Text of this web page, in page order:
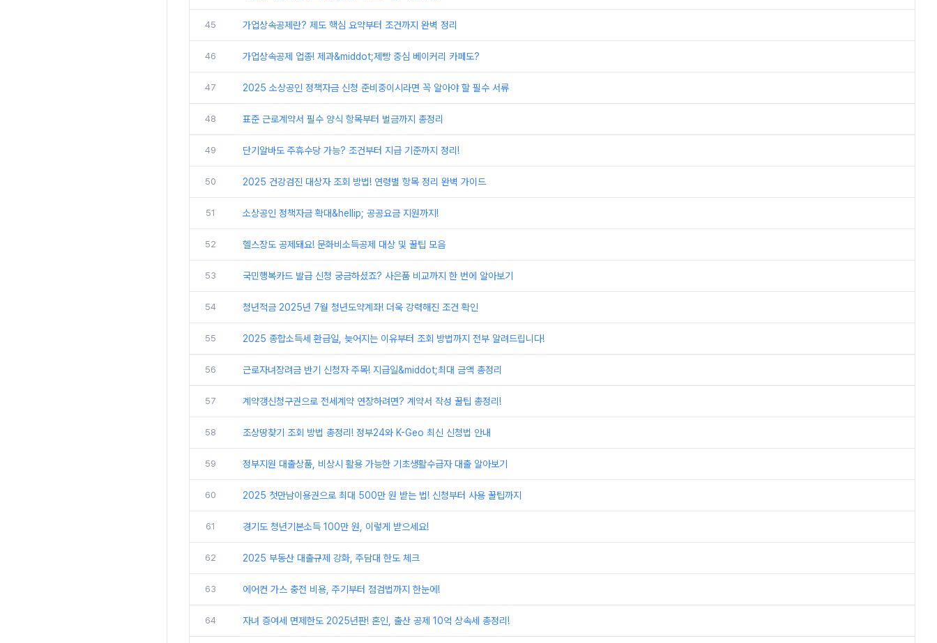
45 가업상속공제란? 제도 핵심 요약부터 조건까지 완벽 정리
46 가업상속공제 업종! 제과&middot;제빵 중심 베이커리 카페도?
47 2025 소상공인 정책자금 신청 준비중이시라면 꼭 알아야 할 필수 서류
48 표준 근로계약서 필수 양식 항목부터 벌금까지 총정리
49 단기알바도 주휴수당 가능? 조건부터 지급 기준까지 정리!
50 2025 건강검진 대상자 조회 방법! 연령별 항목 정리 완벽 가이드
51 소상공인 정책자금 확대&hellip; 공공요금 지원까지!
52 헬스장도 공제돼요! 문화비소득공제 대상 및 꿀팁 모음
53 국민행복카드 발급 신청 궁금하셨죠? 사은품 비교까지 한 번에 알아보기
54 청년적금 2025년 7월 청년도약계좌! 더욱 강력해진 조건 확인
55 2025 종합소득세 환급일, 늦어지는 이유부터 조회 방법까지 전부 알려드립니다!
56 근로자녀장려금 반기 신청자 주목! 지급일&middot;최대 금액 총정리
57 계약갱신청구권으로 전세계약 연장하려면? 계약서 작성 꿀팁 총정리!
58 조상땅찾기 조회 방법 총정리! 정부24와 K-Geo 최신 신청법 안내
59 정부지원 대출상품, 비상시 활용 가능한 기초생활수급자 대출 알아보기
60 2025 첫만남이용권으로 최대 500만 원 받는 법! 신청부터 사용 꿀팁까지
61 경기도 청년기본소득 100만 원, 이렇게 받으세요!
62 2025 부동산 대출규제 강화, 주담대 한도 체크
63 에어컨 가스 충전 비용, 주기부터 점검법까지 한눈에!
64 자녀 증여세 면제한도 2025년판! 혼인, 출산 공제 10억 상속세 총정리!